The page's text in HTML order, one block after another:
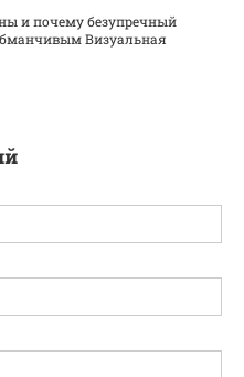
и почему безупречный
Визуальная